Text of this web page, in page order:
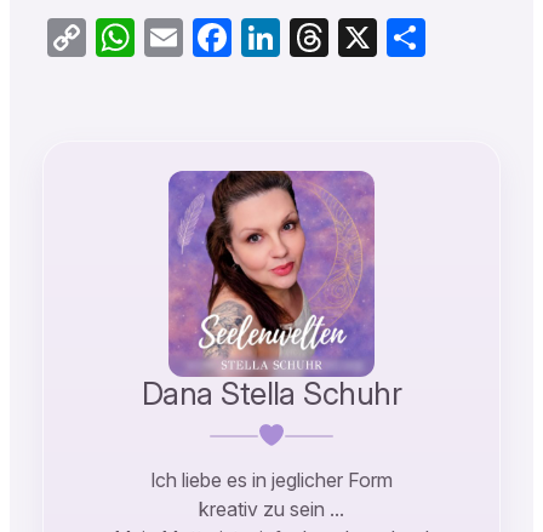
CopyWhatsApp
EmailFacebook
LinkedIn
Threads
X Teilen
Dana Stella Schuhr
Ich liebe es in jeglicher Form
kreativ zu sein …